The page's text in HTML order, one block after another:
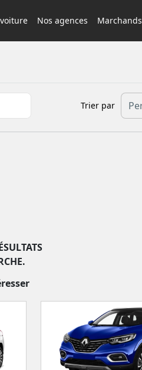
Nos agences Marchands
Trier par